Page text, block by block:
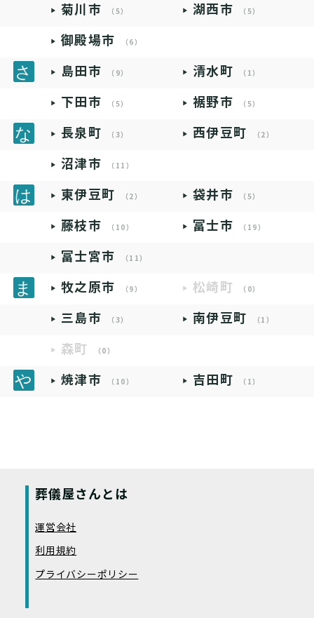
菊川市 （5） 湖西市 （5）
御殿場市 （6）
島田市 （9） 清水町 （1）
下田市 （5） 裾野市 （5）
長泉町 （3） 西伊豆町 （2）
沼津市 （11）
東伊豆町 （2） 袋井市 （5）
藤枝市 （10） 富士市 （19）
富士宮市 （11）
牧之原市 （9） 松崎町 （0）
三島市 （3） 南伊豆町 （1）
森町 （0）
焼津市 （10） 吉田町 （1）
葬儀屋さんとは
運営会社
利用規約
プライバシーポリシー